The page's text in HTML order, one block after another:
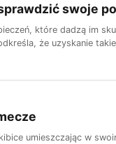
swoje
które dadzą im
że uzyskanie
umieszczając w